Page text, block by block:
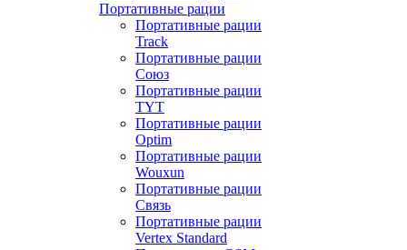
Портативные рации
Портативные рации
Track
Портативные рации
Союз
Портативные рации
TYT
Портативные рации
Optim
Портативные рации
Wouxun
Портативные рации
Связь
Портативные рации
Vertex Standard